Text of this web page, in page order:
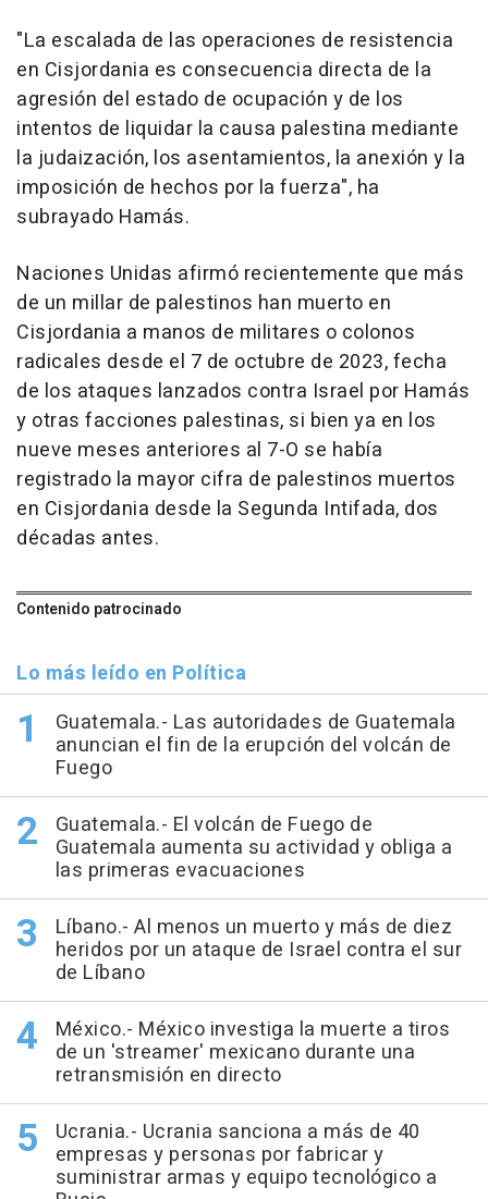
"La escalada de las operaciones de resistencia
en Cisjordania es consecuencia directa de la
agresión del estado de ocupación y de los
intentos de liquidar la causa palestina mediante
la judaización, los asentamientos, la anexión y la
imposición de hechos por la fuerza", ha
subrayado Hamás.
Naciones Unidas afirmó recientemente que más
de un millar de palestinos han muerto en
Cisjordania a manos de militares o colonos
radicales desde el 7 de octubre de 2023, fecha
de los ataques lanzados contra Israel por Hamás
y otras facciones palestinas, si bien ya en los
nueve meses anteriores al 7-O se había
registrado la mayor cifra de palestinos muertos
en Cisjordania desde la Segunda Intifada, dos
décadas antes.
Contenido patrocinado
Lo más leído en Política
Guatemala.- Las autoridades de Guatemala
anuncian el fin de la erupción del volcán de
Fuego
Guatemala.- El volcán de Fuego de
Guatemala aumenta su actividad y obliga a
las primeras evacuaciones
Líbano.- Al menos un muerto y más de diez
heridos por un ataque de Israel contra el sur
de Líbano
México.- México investiga la muerte a tiros
de un 'streamer' mexicano durante una
retransmisión en directo
Ucrania.- Ucrania sanciona a más de 40
empresas y personas por fabricar y
suministrar armas y equipo tecnológico a